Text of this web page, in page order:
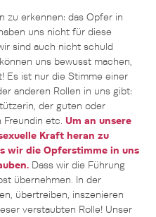
zu erkennen: das Opfer in
uns nicht für diese
sind auch nicht schuld
uns bewusst machen,
Es ist nur die Stimme einer
anderen Rollen in uns gibt:
der guten oder
etc. Um an unsere
Kraft heran zu
wir die Opferstimme in uns
Dass wir die Führung
übernehmen. In der
übertreiben, inszenieren
verstaubten Rolle! Unser